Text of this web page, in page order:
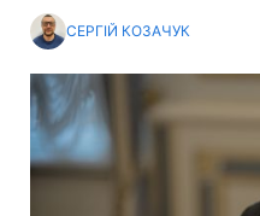
СЕРГІЙ КОЗАЧУК